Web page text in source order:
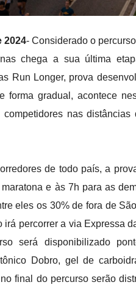
2024- Considerado o
chega a sua última
Run Longer, prova
forma gradual, acontece
nas
de todo país, a
e às 7h para as
eles os 30% de fora de
irá percorrer a via Expressa
será disponibilizado
Dobro, gel de
final do percurso serão